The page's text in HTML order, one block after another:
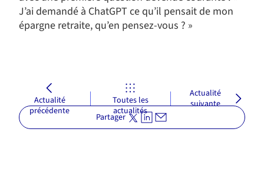
J’ai demandé à ChatGPT ce qu’il pensait de mon
épargne retraite, qu’en pensez-vous ? »
Actualité
précédente
Toutes les
actualités
Actualité
suivante
Partager